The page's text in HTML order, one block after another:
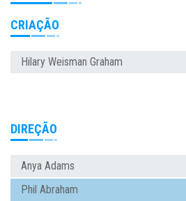
CRIAÇÃO
Hilary Weisman Graham
DIREÇÃO
Anya Adams
Phil Abraham